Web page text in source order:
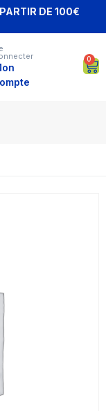
DE 100€
0